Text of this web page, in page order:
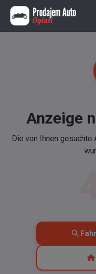
Anzeige
Die von Ihnen